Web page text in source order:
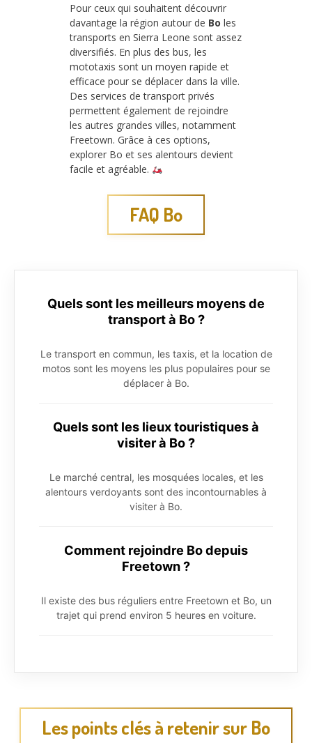
Pour ceux qui souhaitent découvrir
davantage la région autour de Bo les
transports en Sierra Leone sont assez
diversifiés. En plus des bus, les
mototaxis sont un moyen rapide et
efficace pour se déplacer dans la ville.
Des services de transport privés
permettent également de rejoindre
les autres grandes villes, notamment
Freetown. Grâce à ces options,
explorer Bo et ses alentours devient
facile et agréable.
FAQ Bo
Quels sont les meilleurs moyens de
transport à Bo ?
Le transport en commun, les taxis, et la location de
motos sont les moyens les plus populaires pour se
déplacer à Bo.
Quels sont les lieux touristiques à
visiter à Bo ?
Le marché central, les mosquées locales, et les
alentours verdoyants sont des incontournables à
visiter à Bo.
Comment rejoindre Bo depuis
Freetown ?
Il existe des bus réguliers entre Freetown et Bo, un
trajet qui prend environ 5 heures en voiture.
Les points clés à retenir sur Bo